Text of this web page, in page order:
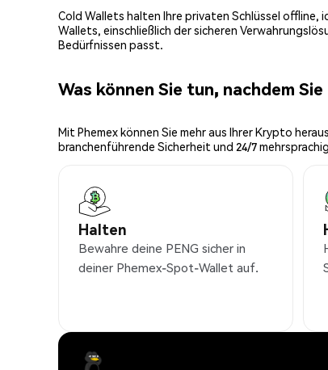
Cold Wallets halten Ihre privaten Schlüssel
Wallets, einschließlich der sicheren
Bedürfnissen passt.
Was können Sie tun, nachdem
Mit Phemex können Sie mehr aus Ihrer Krypto
branchenführende Sicherheit und 24/7
Halten
Bewahre deine PENG sicher in
deiner Phemex-Spot-Wallet auf.